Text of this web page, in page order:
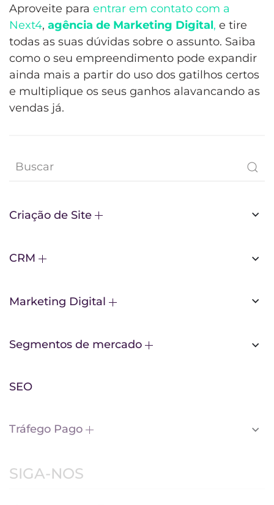
Aproveite para entrar em contato com a
Next4, agência de Marketing Digital, e tire
todas as suas dúvidas sobre o assunto. Saiba
como o seu empreendimento pode expandir
ainda mais a partir do uso dos gatilhos certos
e multiplique os seus ganhos alavancando as
vendas já.
Criação de Site
CRM
Marketing Digital
Segmentos de mercado
SEO
Tráfego Pago
SIGA-NOS